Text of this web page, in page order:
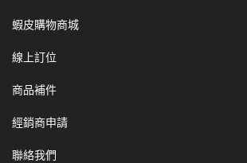
蝦皮購物商城
線上訂位
商品補件
經銷商申請
聯絡我們